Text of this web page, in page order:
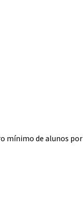
mínimo de alunos por